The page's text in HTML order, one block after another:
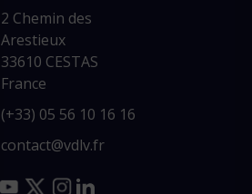
2 Chemin des
Arestieux
33610 CESTAS
France
(+33) 05 56 10 16 16
contact@vdlv.fr